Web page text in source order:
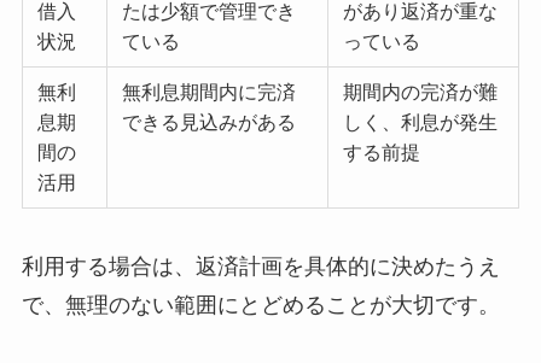
借入
状況
たは少額で管理でき
ている
があり返済が重な
っている
無利
息期
間の
活用
無利息期間内に完済
できる見込みがある
期間内の完済が難
しく、利息が発生
する前提
利用する場合は、返済計画を具体的に決めたうえ
で、無理のない範囲にとどめることが大切です。